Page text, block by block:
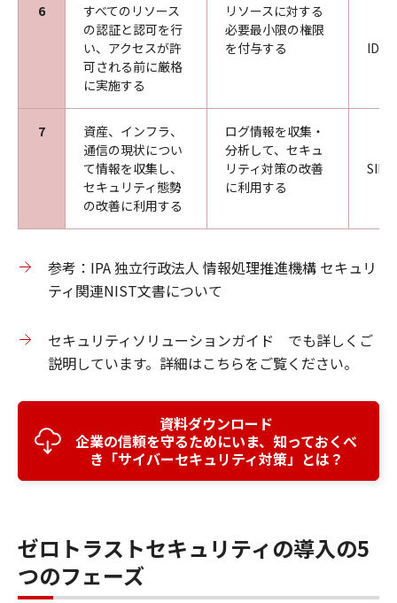
6
すべてのリソース
の認証と認可を⾏
い、アクセスが許
可される前に厳格
に実施する
リソースに対する
必要最小限の権限
を付与する
7
資産、インフラ、
通信の現状につい
て情報を収集し、
セキュリティ態勢
の改善に利⽤する
ログ情報を収集・
分析して、セキュ
リティ対策の改善
に利用する
SIEM
参考：IPA 独立行政法人 情報処理推進機構 セキュリ
ティ関連NIST文書について
セキュリティソリューションガイド でも詳しくご
説明しています。詳細はこちらをご覧ください。
資料ダウンロード
企業の信頼を守るためにいま、知っておくべ
き「サイバーセキュリティ対策」とは？
ゼロトラストセキュリティの導入の5
つのフェーズ